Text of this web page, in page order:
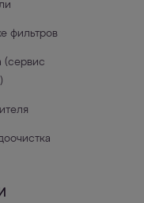
фильтров
(сервис